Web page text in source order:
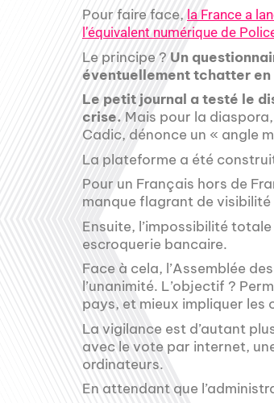
Pour faire face, la France a
l’équivalent numérique de
Le principe ? Un
éventuellement tchatter
Le petit journal a testé le
crise. Mais pour la
Cadic, dénonce un « angle
La plateforme a été
Pour un Français hors de
manque flagrant de
Ensuite, l’impossibilité totale
escroquerie bancaire.
Face à cela, l’Assemblée
l’unanimité. L’objectif ?
pays, et mieux impliquer les
La vigilance est d’autant
avec le vote par internet,
ordinateurs.
En attendant que